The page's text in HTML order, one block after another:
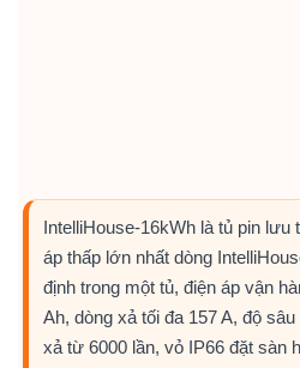
IntelliHouse-16kWh là tủ pin
áp thấp lớn nhất dòng
định trong một tủ, điện áp vận
Ah, dòng xả tối đa 157 A, độ
xả từ 6000 lần, vỏ IP66 đặt sàn